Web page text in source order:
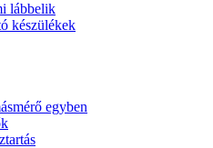
lábbelik
készülékek
egyben